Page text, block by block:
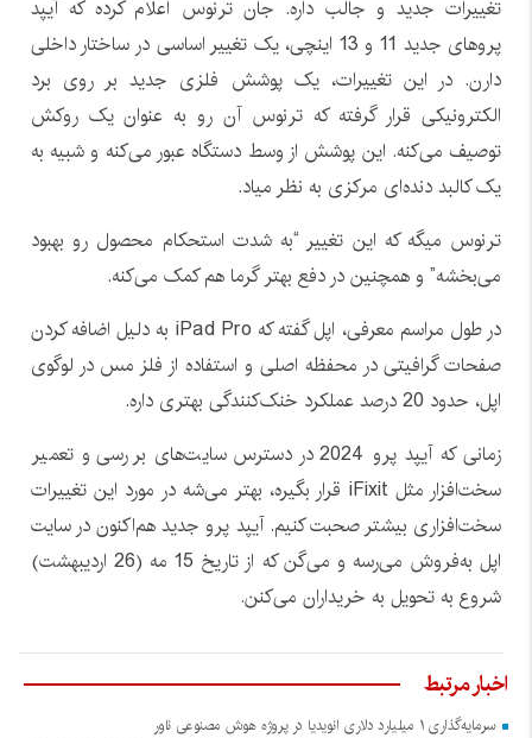
تغییرات جدید و جالب داره. جان ترنوس اعلام کرده که آیپد
پروهای جدید 11 و 13 اینچی، یک تغییر اساسی در ساختار داخلی
دارن. در این تغییرات، یک پوشش فلزی جدید بر روی برد
الکترونیکی قرار گرفته که ترنوس آن رو به عنوان یک روکش
توصیف می‌کنه. این پوشش از وسط دستگاه عبور می‌کنه و شبیه به
یک کالبد دنده‌ای مرکزی به نظر میاد.
ترنوس میگه که این تغییر “به شدت استحکام محصول رو بهبود
می‌بخشه” و همچنین در دفع بهتر گرما هم کمک می‌کنه.
در طول مراسم معرفی، اپل گفته که iPad Pro به دلیل اضافه کردن
صفحات گرافیتی در محفظه اصلی و استفاده از فلز مس در لوگوی
اپل، حدود 20 درصد عملکرد خنک‌کنندگی بهتری داره.
زمانی که آیپد پرو 2024 در دسترس سایت‌های بررسی و تعمیر
سخت‌افزار مثل iFixit قرار بگیره، بهتر می‌شه در مورد این تغییرات
سخت‌افزاری بیشتر صحبت کنیم. آیپد پرو جدید هم‌اکنون در سایت
اپل به‌فروش می‌رسه و می‌گن که از تاریخ 15 مه (26 اردیبهشت)
شروع به تحویل به خریداران می‌کنن.
اخبار مرتبط
سرمایه‌گذاری ۱ میلیارد دلاری انویدیا در پروژه هوش مصنوعی ناور